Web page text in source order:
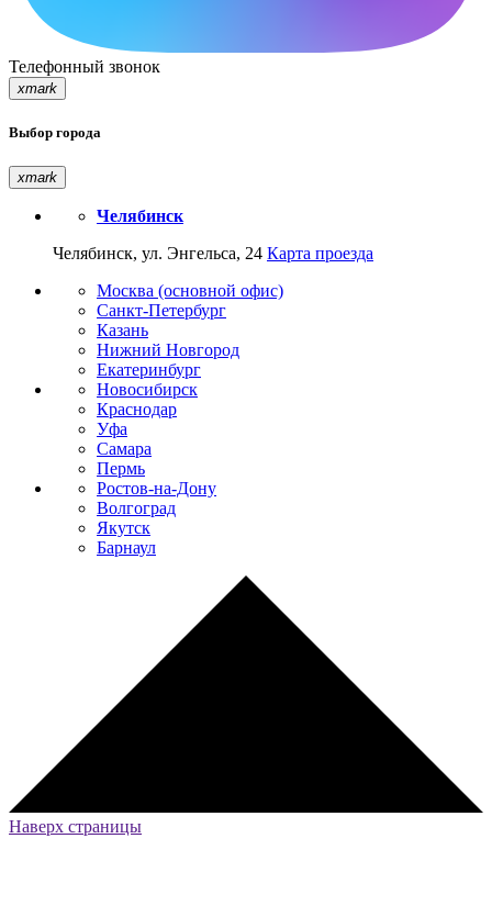
Телефонный звонок
xmark
Выбор города
xmark
Челябинск
Челябинск, ул. Энгельса, 24 Карта проезда
Москва (основной офис)
Санкт-Петербург
Казань
Нижний Новгород
Екатеринбург
Новосибирск
Краснодар
Уфа
Самара
Пермь
Ростов-на-Дону
Волгоград
Якутск
Барнаул
Наверх страницы